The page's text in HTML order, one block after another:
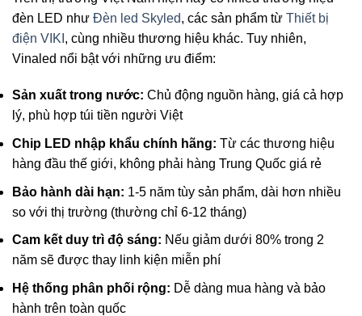
đèn LED như Đèn led Skyled, các sản phẩm từ Thiết bị
điện VIKI , cùng nhiều thương hiệu khác. Tuy nhiên,
Vinaled nổi bật với những ưu điểm:
Sản xuất trong nước: Chủ động nguồn hàng, giá cả hợp
lý, phù hợp túi tiền người Việt
Chip LED nhập khẩu chính hãng: Từ các thương hiệu
hàng đầu thế giới, không phải hàng Trung Quốc giá rẻ
Bảo hành dài hạn: 1-5 năm tùy sản phẩm, dài hơn nhiều
so với thị trường (thường chỉ 6-12 tháng)
Cam kết duy trì độ sáng: Nếu giảm dưới 80% trong 2
năm sẽ được thay linh kiện miễn phí
Hệ thống phân phối rộng: Dễ dàng mua hàng và bảo
hành trên toàn quốc